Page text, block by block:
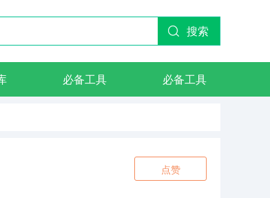
搜索
必备工具 必备工具
点赞